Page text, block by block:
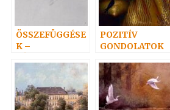
ÖSSZEFÜGGÉSE
K –
POZITÍV
GONDOLATOK